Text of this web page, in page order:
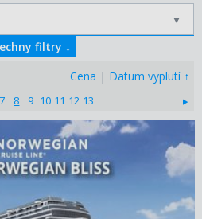
filtry ↓
Cena | Datum vyplutí ↑
7 8 9 10 11 12 13
ZOBRAZIT DETAIL
36 910 KČ/OS.
(1 525 €)